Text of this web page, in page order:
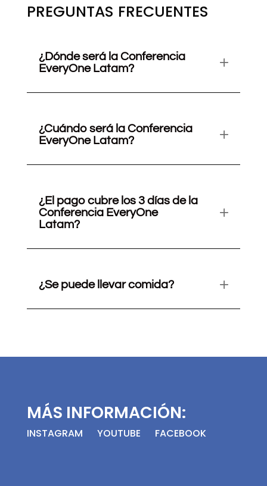
PREGUNTAS FRECUENTES
¿Dónde será la Conferencia
EveryOne Latam?
¿Cuándo será la Conferencia
EveryOne Latam?
¿El pago cubre los 3 días de la
Conferencia EveryOne
Latam?
¿Se puede llevar comida?
MÁS INFORMACIÓN:
INSTAGRAM YOUTUBE FACEBOOK